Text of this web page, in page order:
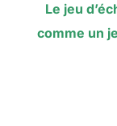
Le jeu
comme un